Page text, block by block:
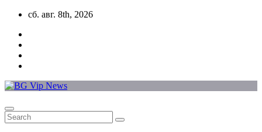
Skip
content
сб. авг. 8th, 2026